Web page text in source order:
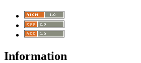
Information